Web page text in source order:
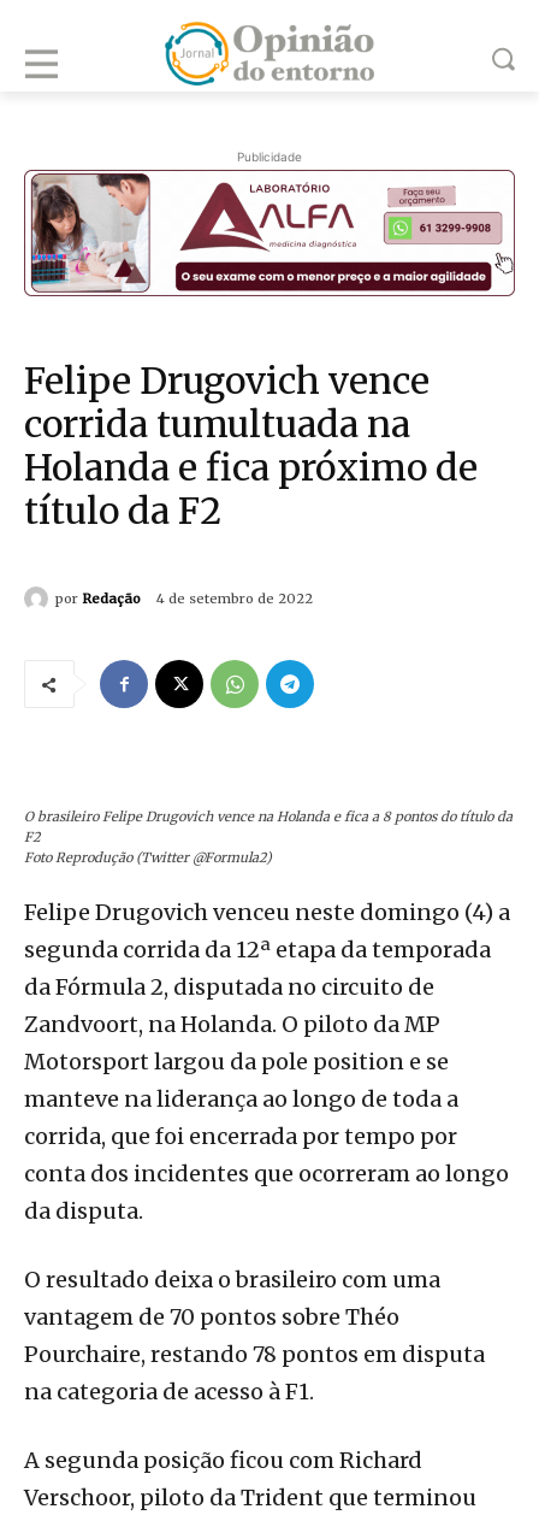
Publicidade
Felipe Drugovich vence
corrida tumultuada na
Holanda e fica próximo de
título da F2
por Redação 4 de setembro de 2022
O brasileiro Felipe Drugovich vence na Holanda e fica a 8 pontos do título da
F2
Foto Reprodução (Twitter @Formula2)
Felipe Drugovich venceu neste domingo (4) a
segunda corrida da 12ª etapa da temporada
da Fórmula 2, disputada no circuito de
Zandvoort, na Holanda. O piloto da MP
Motorsport largou da pole position e se
manteve na liderança ao longo de toda a
corrida, que foi encerrada por tempo por
conta dos incidentes que ocorreram ao longo
da disputa.
O resultado deixa o brasileiro com uma
vantagem de 70 pontos sobre Théo
Pourchaire, restando 78 pontos em disputa
na categoria de acesso à F1.
A segunda posição ficou com Richard
Verschoor, piloto da Trident que terminou